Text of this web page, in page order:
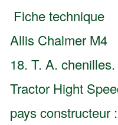
Fiche technique
Allis Chalmer M4
18. T. A.
Tractor Hight
pays constructeur